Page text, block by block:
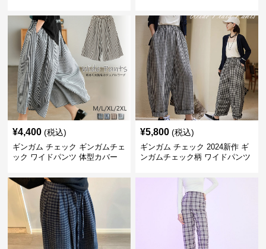
¥4,400 (税込)
ギンガム チェック ギンガムチェ
ック ワイドパンツ 体型カバー
¥5,800 (税込)
ギンガム チェック 2024新作 ギ
ンガムチェック柄 ワイドパンツ